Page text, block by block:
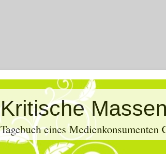
Tagebuch eines Medienkonsumenten